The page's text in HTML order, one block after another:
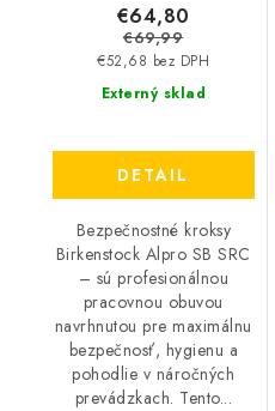
Externý sklad
€52,68 bez DPH
€64,80
€69,99
DETAIL
Bezpečnostné kroksy
Birkenstock Alpro SB SRC
– sú profesionálnou
pracovnou obuvou
navrhnutou pre maximálnu
bezpečnosť, hygienu a
pohodlie v náročných
prevádzkach. Tento...